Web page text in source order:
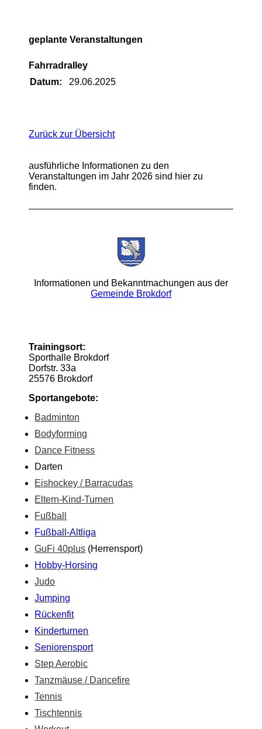
geplante Veranstaltungen
Fahrradralley
Datum:
29.06.2025
Zurück zur Übersicht
ausführliche Informationen zu den
Veranstaltungen im Jahr 2026 sind hier zu
finden.
Informationen und Bekanntmachungen aus der
Gemeinde Brokdorf
Trainingsort:
Sporthalle Brokdorf
Dorfstr. 33a
25576 Brokdorf
Sportangebote:
Badminton
Bodyforming
Dance Fitness
Darten
Eishockey / Barracudas
Eltern-Kind-Turnen
Fußball
Fußball-Altliga
GuFi 40plus (Herrensport)
Hobby-Horsing
Judo
Jumping
Rückenfit
Kinderturnen
Seniorensport
Step Aerobic
Tanzmäuse / Dancefire
Tennis
Tischtennis